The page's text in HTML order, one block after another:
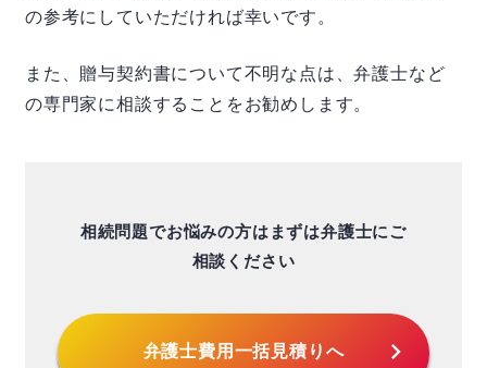
の参考にしていただければ幸いです。
また、贈与契約書について不明な点は、弁護士など
の専門家に相談することをお勧めします。
相続問題でお悩みの方はまずは弁護士にご
相談ください
弁護士費用一括見積りへ chevron_right